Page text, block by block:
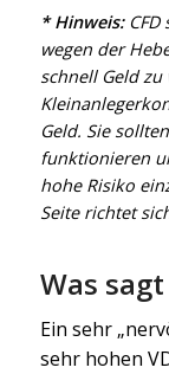
* Hinweis:
wegen der
schnell Geld zu
Geld. Sie
funktionieren
hohe Risiko
Seite richtet
Was
Ein sehr
sehr hohen